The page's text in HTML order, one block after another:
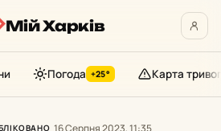
Мій Харків
Погода +25° Карта тривог
16 Серпня 2023, 11:35